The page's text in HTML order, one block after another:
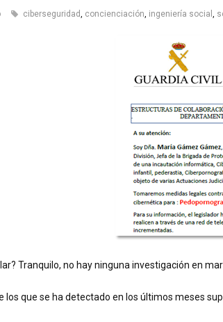
ciberseguridad, concienciación, ingeniería social ,
Tranquilo, no hay ninguna investigación en
los que se ha detectado en los últimos meses